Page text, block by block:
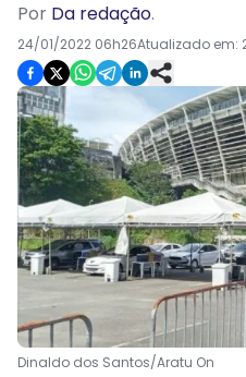
Por Da redação.
24/01/2022 06h26Atualizado em:
Dinaldo dos Santos/Aratu On